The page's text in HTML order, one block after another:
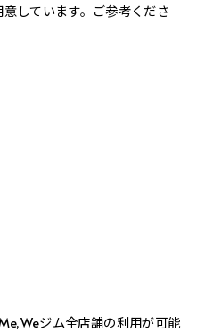
しています。ご参考くださ
ジム全店舗の利用が可能